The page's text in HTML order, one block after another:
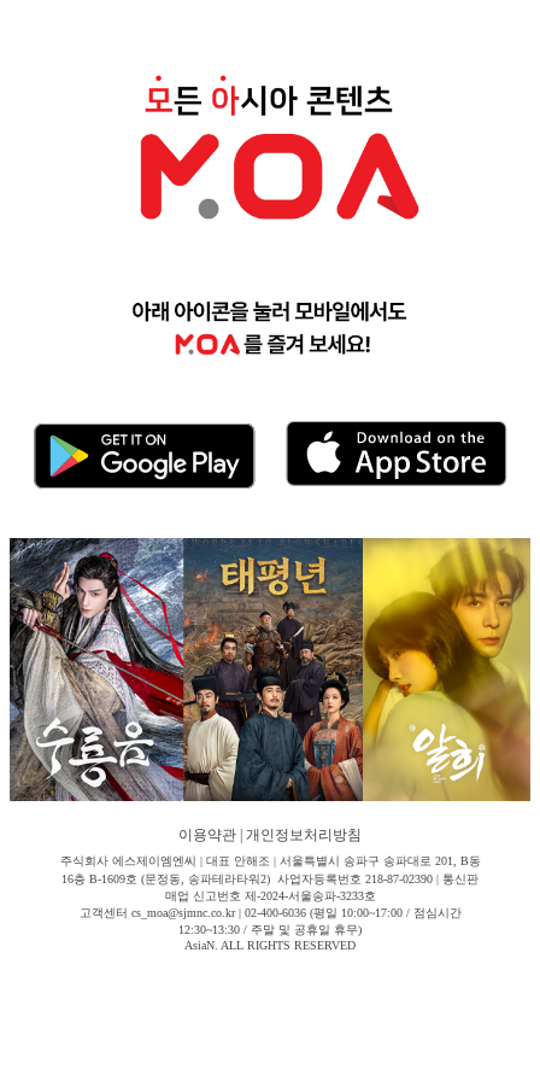
이용약관 개인정보처리방침
주식회사 에스제이엠엔씨 | 대표 안해조 | 서울특별시 송파구 송파대로 201, B동
16층 B-1609호 (문정동, 송파테라타워2) 사업자등록번호 218-87-02390 | 통신판
매업 신고번호 제-2024-서울송파-3233호
고객센터 cs_moa@sjmnc.co.kr | 02-400-6036 (평일 10:00~17:00 / 점심시간
12:30~13:30 / 주말 및 공휴일 휴무)
AsiaN. ALL RIGHTS RESERVED